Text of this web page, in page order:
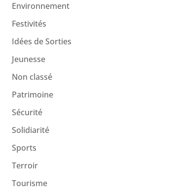
Environnement
Festivités
Idées de Sorties
Jeunesse
Non classé
Patrimoine
Sécurité
Solidiarité
Sports
Terroir
Tourisme